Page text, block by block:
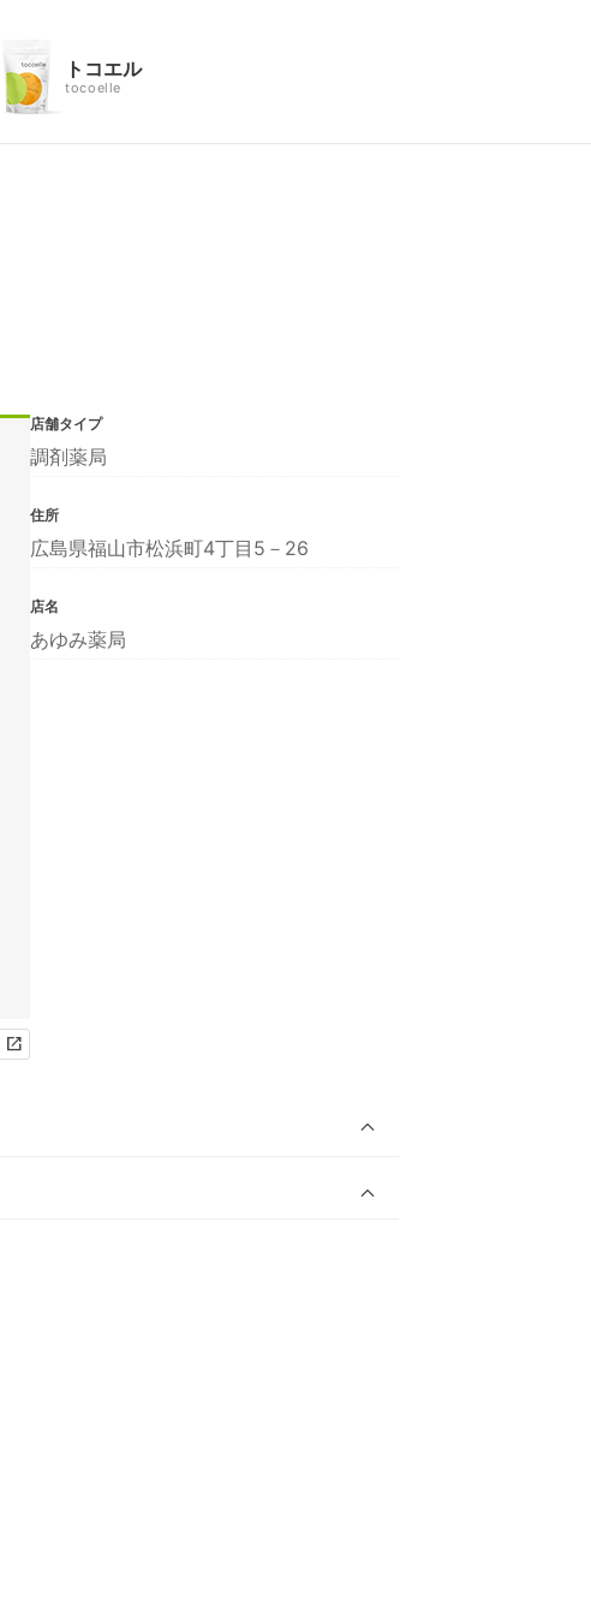
トコエル
tocoelle
店舗タイプ
調剤薬局
住所
広島県福山市松浜町4丁目5－26
店名
あゆみ薬局